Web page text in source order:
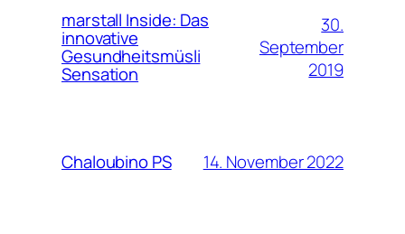
marstall Inside: Das
innovative
Gesundheitsmüsli
Sensation
30.
September
2019
Chaloubino PS 14. November 2022